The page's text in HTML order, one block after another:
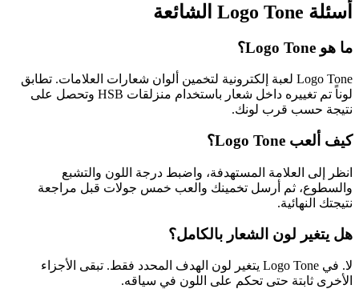
أسئلة Logo Tone الشائعة
ما هو Logo Tone؟
Logo Tone لعبة إلكترونية لتخمين ألوان شعارات العلامات. تطابق
لوناً تم تغييره داخل شعار باستخدام منزلقات HSB وتحصل على
نتيجة حسب قرب لونك.
كيف ألعب Logo Tone؟
انظر إلى العلامة المستهدفة، واضبط درجة اللون والتشبع
والسطوع، ثم أرسل تخمينك والعب خمس جولات قبل مراجعة
نتيجتك النهائية.
هل يتغير لون الشعار بالكامل؟
لا. في Logo Tone يتغير لون الهدف المحدد فقط. تبقى الأجزاء
الأخرى ثابتة حتى تحكم على اللون في سياقه.